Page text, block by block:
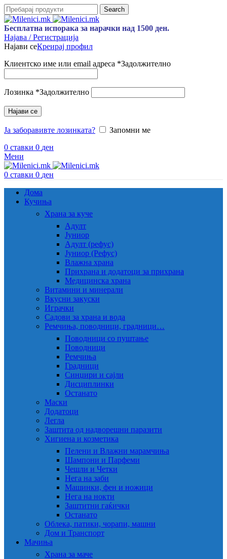
Search
Бесплатна испорака за нарачки над 1500 ден.
Најава / Регистрација
Најави сеКреирај профил
Клиентско име или email адреса *Задолжително
Лозинка *Задолжително
Најави се
Ја заборавивте лозинката?
Запомни ме
0 ставки 0 ден
Мени
0 ставки 0 ден
Дома
Кучиња
Храна за куче
Адулт
Јуниор
Адулт (рефус)
Јуниор (Рефус)
Влажна храна
Прихрана и додатоци за прихрана
Медицинска храна
Витамини и минерали
Вкусни закуски
Играчки
Садови за храна и вода
Ремчиња, поводници, градници…
Поводници со пуштање
Поводници
Ремчиња
Градници
Синџири и сајли
Дисциплинки
Останато
Маски
Додатоци
Легла
Заштита од надворешни паразити
Хигиена и козметика
Пелени и Влажни марамчиња
Шампони и Парфеми
Чешли и Четки
Нега на заби
Машинки, фен и ножици
Нега на нокти
Заштитни гаќички
Останато
Облека, патики, чорапи, машни
Дом и Транспорт
Мачиња
Храна за маче